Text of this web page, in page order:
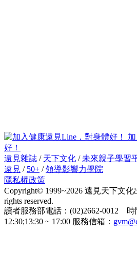
好！
遠見雜誌 / 天下文化 / 未來親子學習
遠見 / 50+ /領導影響力學院
隱私權政策
Copyright© 1999~2026 遠見天下文
rights reserved.
讀者服務部電話：(02)2662-0012 時
12:30;13:30 ~ 17:00 服務信箱：